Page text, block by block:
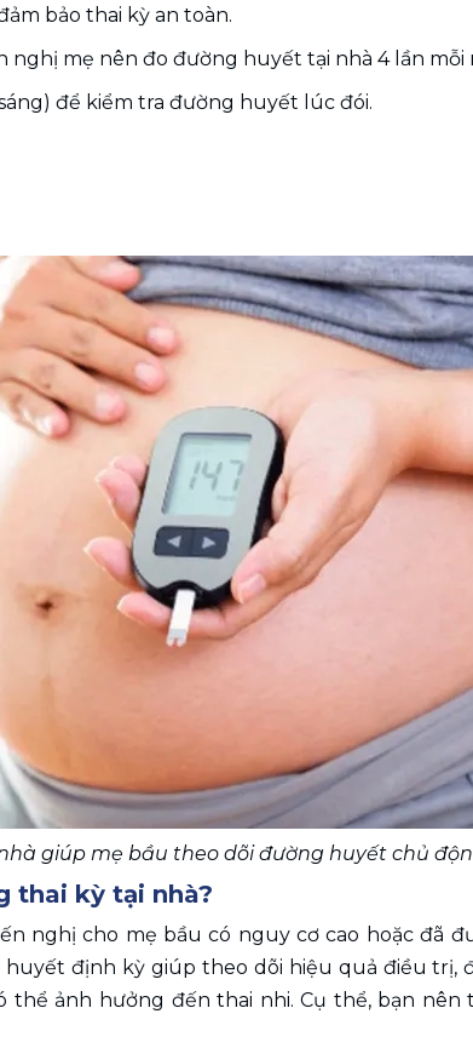
bảo thai kỳ an toàn.
mẹ nên đo đường huyết tại nhà 4 lần mỗi
để kiểm tra đường huyết lúc đói.
giúp mẹ bầu theo dõi đường huyết chủ
thai kỳ tại nhà?
nghị cho mẹ bầu có nguy cơ cao hoặc đã
huyết định kỳ giúp theo dõi hiệu quả điều trị,
ảnh hưởng đến thai nhi. Cụ thể, bạn nên